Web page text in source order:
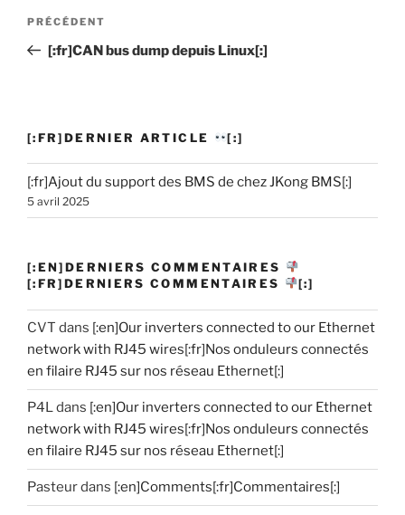
Navigation
l’article
Article
précédent
PRÉCÉDENT
[:fr]CAN bus dump depuis Linux[:]
[:FR]DERNIER ARTICLE [:]
[:fr]Ajout du support des BMS de chez JKong BMS[:]
5 avril 2025
[:EN]DERNIERS COMMENTAIRES
[:FR]DERNIERS COMMENTAIRES
[:]
CVT dans [:en]Our inverters connected to our Ethernet
network with RJ45 wires[:fr]Nos onduleurs connectés
en filaire RJ45 sur nos réseau Ethernet[:]
P4Ldans [:en]Our inverters connected to our Ethernet
network with RJ45 wires[:fr]Nos onduleurs connectés
en filaire RJ45 sur nos réseau Ethernet[:]
Pasteurdans [:en]Comments[:fr]Commentaires[:]